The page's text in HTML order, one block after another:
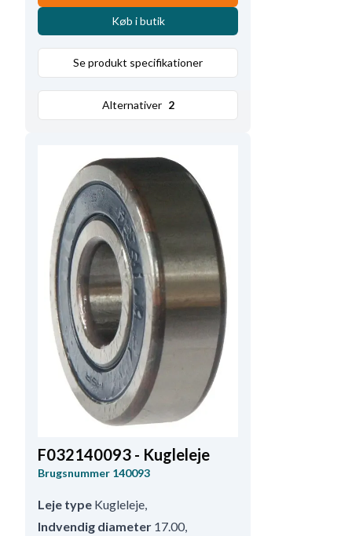
Køb i butik
Se produkt specifikationer
Alternativer 2
F032140093 - Kugleleje
Brugsnummer 140093
Leje type Kugleleje,
Indvendig diameter 17.00,